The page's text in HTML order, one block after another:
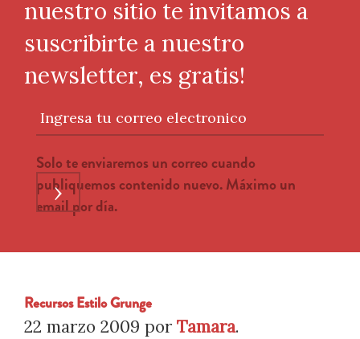
nuestro sitio te invitamos a
suscribirte a nuestro
newsletter, es gratis!
Ingresa tu correo electronico
Solo te enviaremos un correo cuando
publiquemos contenido nuevo. Máximo un
email por día.
›
Recursos Estilo Grunge
22 marzo 2009 por Tamara.